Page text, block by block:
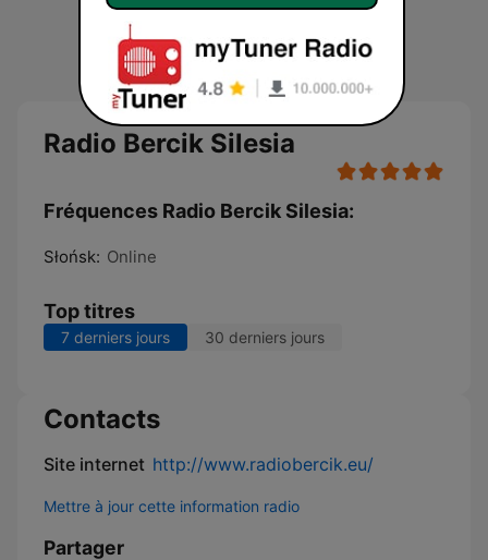
Radio Bercik Silesia
Fréquences Radio Bercik Silesia:
Słońsk: Online
Top titres
7 derniers jours 30 derniers jours
Contacts
Site internet http://www.radiobercik.eu/
Mettre à jour cette information radio
Partager